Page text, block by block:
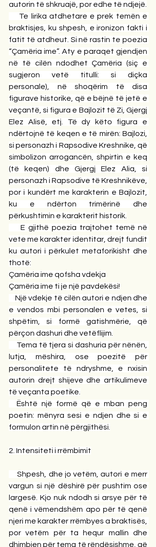
autorin të shkruajë, por edhe të ndjejë.
Te lirika atdhetare e prek temën e
braktisjes, ku shpesh, e ironizon fakti i
fatit të atdheut. Si në rastin te poezia
“Çamëria ime”. Aty e paraqet gjendjen
në të cilën ndodhet Çamëria (siç e
sugjeron vetë titulli: si diçka
personale), në shoqërim të disa
figurave historike, që e bëjnë të jetë e
veçantë, si figura e Bajlozit të Zi, Gjergj
Elez Alisë, etj. Të dy këto figura e
ndërtojnë të keqen e të mirën: Bajlozi,
si personazh i Rapsodive Kreshnike, që
simbolizon arrogancën, shpirtin e keq
(të keqen) dhe Gjergj Elez Alia, si
personazh i Rapsodive të Kreshnikëve,
por i kundërt me karakterin e Bajlozit,
ku e ndërton trimërinë dhe
përkushtimin e karakterit historik.
E gjithë poezia trajtohet temë në
vete me karakter identitar, drejt fundit
ku autori i përkulet metaforikisht dhe
thotë:
Çamëria ime qofsha vdekja
Çamëria ime ti je një pavdekësi!
Një vdekje të cilën autori e ndjen dhe
e vendos mbi personalen e vetes, si
shpëtim, si formë gatishmërie, që
përçon dashuri dhe vetëflijim.
Tema të tjera si dashuria për nënën,
lutja, mëshira, ose poezitë për
personalitete të ndryshme, e nxisin
autorin drejt shijeve dhe artikulimeve
të veçanta poetike.
Është një formë që e mban peng
poetin: mënyra sesi e ndjen dhe si e
formulon artin në përgjithësi.
2. Intensiteti i rrëmbimit
Shpesh, dhe jo vetëm, autori e merr
vargun si një dëshirë për pushtim ose
largesë. Kjo nuk ndodh si arsye për të
qenë i vëmendshëm apo për të qenë
njeri me karakter rrëmbyes a braktisës,
por vetëm për ta hequr mallin dhe
dhimbjen për tema të rëndësishme, që